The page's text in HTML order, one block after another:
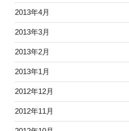
2013年4月
2013年3月
2013年2月
2013年1月
2012年12月
2012年11月